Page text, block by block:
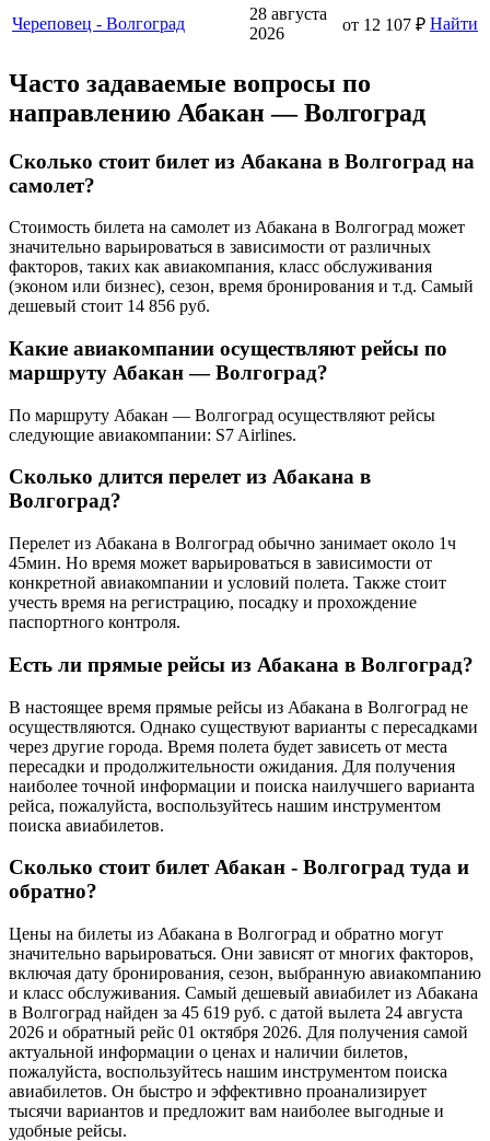
Череповец - Волгоград
28 августа
2026
от 12 107 ₽ Найти
Часто задаваемые вопросы по
направлению Абакан — Волгоград
Сколько стоит билет из Абакана в Волгоград на
самолет?
Стоимость билета на самолет из Абакана в Волгоград может
значительно варьироваться в зависимости от различных
факторов, таких как авиакомпания, класс обслуживания
(эконом или бизнес), сезон, время бронирования и т.д. Самый
дешевый стоит 14 856 руб.
Какие авиакомпании осуществляют рейсы по
маршруту Абакан — Волгоград?
По маршруту Абакан — Волгоград осуществляют рейсы
следующие авиакомпании: S7 Airlines.
Сколько длится перелет из Абакана в
Волгоград?
Перелет из Абакана в Волгоград обычно занимает около 1ч
45мин. Но время может варьироваться в зависимости от
конкретной авиакомпании и условий полета. Также стоит
учесть время на регистрацию, посадку и прохождение
паспортного контроля.
Есть ли прямые рейсы из Абакана в Волгоград?
В настоящее время прямые рейсы из Абакана в Волгоград не
осуществляются. Однако существуют варианты с пересадками
через другие города. Время полета будет зависеть от места
пересадки и продолжительности ожидания. Для получения
наиболее точной информации и поиска наилучшего варианта
рейса, пожалуйста, воспользуйтесь нашим инструментом
поиска авиабилетов.
Сколько стоит билет Абакан - Волгоград туда и
обратно?
Цены на билеты из Абакана в Волгоград и обратно могут
значительно варьироваться. Они зависят от многих факторов,
включая дату бронирования, сезон, выбранную авиакомпанию
и класс обслуживания. Самый дешевый авиабилет из Абакана
в Волгоград найден за 45 619 руб. с датой вылета 24 августа
2026 и обратный рейс 01 октября 2026. Для получения самой
актуальной информации о ценах и наличии билетов,
пожалуйста, воспользуйтесь нашим инструментом поиска
авиабилетов. Он быстро и эффективно проанализирует
тысячи вариантов и предложит вам наиболее выгодные и
удобные рейсы.